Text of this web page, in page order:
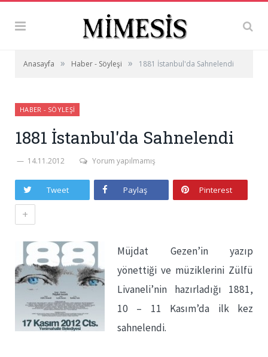
Anasayfa » Haber - Söyleşi » 1881 İstanbul'da Sahnelendi
HABER - SÖYLEŞI
1881 İstanbul'da Sahnelendi
14.11.2012 Yorum yapılmamış
Tweet Paylaş Pinterest
+
Müjdat Gezen’in yazıp
yönettiği ve müziklerini Zülfü
Livaneli’nin hazırladığı 1881,
10 – 11 Kasım’da ilk kez
sahnelendi.